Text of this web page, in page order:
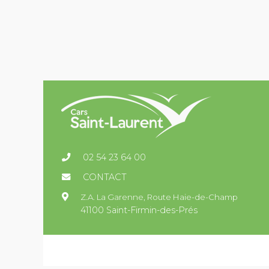
02 54 23 64 00
CONTACT
Z.A. La Garenne, Route Haie-de-Champ
41100 Saint-Firmin-des-Prés